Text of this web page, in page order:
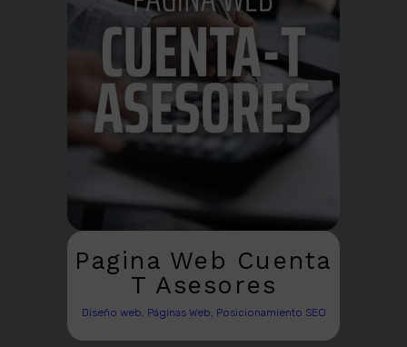
Pagina Web Cuenta
T Asesores
Diseño web, Páginas Web, Posicionamiento SEO